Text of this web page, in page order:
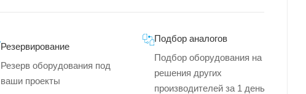
Резервирование
Резерв оборудования под
ваши проекты
Подбор аналогов
Подбор оборудования на
решения других
производителей за 1 день